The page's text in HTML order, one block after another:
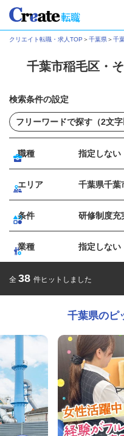
クリエイト転職・求人TOP ＞千葉県＞千
千葉市稲毛区・
検索条件の設定
職種 指定しない
エリア 千葉県千葉
条件 研修制度充
業種 指定しない
全 38 件ヒットしました
千葉県のピ